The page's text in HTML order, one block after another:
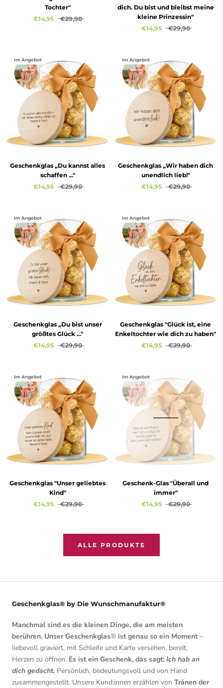
Tochter"
€14,95
€29,90
dich. Du bist und bleibst meine
kleine Prinzessin"
€14,95
€29,90
Im Angebot
Geschenkglas „Du kannst alles
schaffen ..."
€14,95
€29,90
Im Angebot
Geschenkglas „Wir haben dich
unendlich lieb!"
€14,95
€29,90
Im Angebot
Geschenkglas „Du bist unser
größtes Glück ..."
€14,95
€29,90
Im Angebot
Geschenkglas "Glück ist, eine
Enkeltochter wie dich zu haben"
€14,95
€29,90
Im Angebot
Geschenkglas "Unser geliebtes
Kind"
€14,95
€29,90
Im Angebot
Geschenk-Glas "Überall und
immer"
€14,95
€29,90
ALLE PRODUKTE
Geschenkglas® by Die Wunschmanufaktur®
Manchmal sind es die kleinen Dinge, die am meisten
berühren. Unser Geschenkglas® ist genau so ein Moment–
liebevoll graviert, mit Schleife und Karte versehen, bereit,
Herzen zu öffnen. Es ist ein Geschenk, das sagt: Ich hab an
dich gedacht. Persönlich, bedeutungsvoll und von Hand
zusammengestellt. Unsere Kund:innen erzählen von Tränen der